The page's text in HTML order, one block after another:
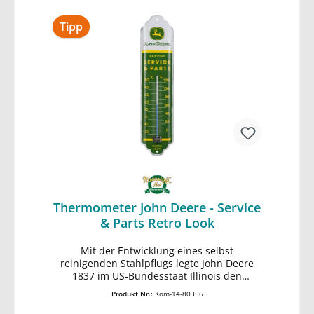
kompakte, mit Flammen verzierte „Billy
Bike“ wurden zu Kultmodellen und lösten
eine bis heute ungebrochene
Individualisierungswelle von Harley-
Davidson-Besitzern aus. extra starkes
in Celsius und Fahrenheit robuste
Kartonverpackung Format 6,5 x 28 cm
Tipp
Thermometer John Deere - Service
& Parts Retro Look
Mit der Entwicklung eines selbst
reinigenden Stahlpflugs legte John Deere
1837 im US-Bundesstaat Illinois den
Grundstein für sein Unternehmen - Deere &
Produkt Nr.: Kom-14-80356
In den Warenkorb